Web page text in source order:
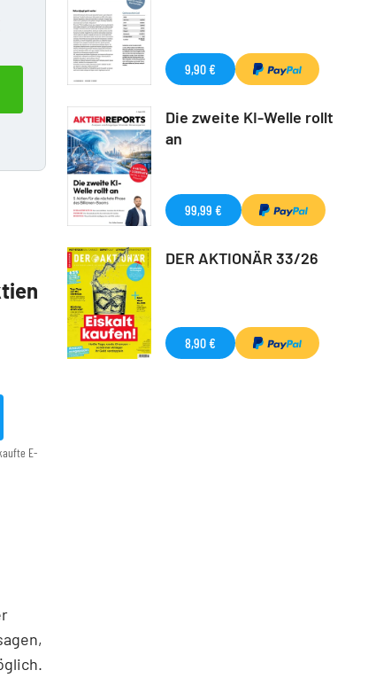
E-
9,90 €
Die zweite KI-Welle rollt
an
99,99 €
DER AKTIONÄR 33/26
8,90 €